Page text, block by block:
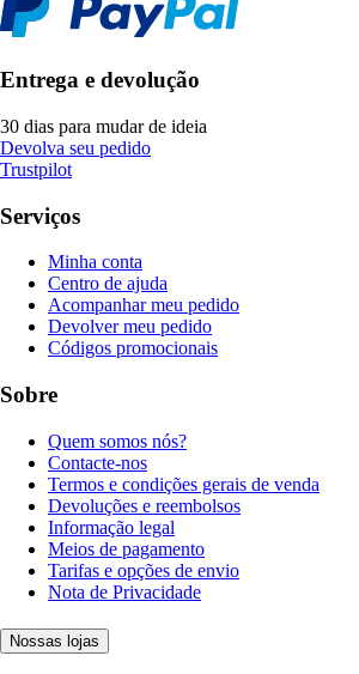
Entrega e devolução
30 dias para mudar de ideia
Devolva seu pedido
Trustpilot
Serviços
Minha conta
Centro de ajuda
Acompanhar meu pedido
Devolver meu pedido
Códigos promocionais
Sobre
Quem somos nós?
Contacte-nos
Termos e condições gerais de venda
Devoluções e reembolsos
Informação legal
Meios de pagamento
Tarifas e opções de envio
Nota de Privacidade
Nossas lojas